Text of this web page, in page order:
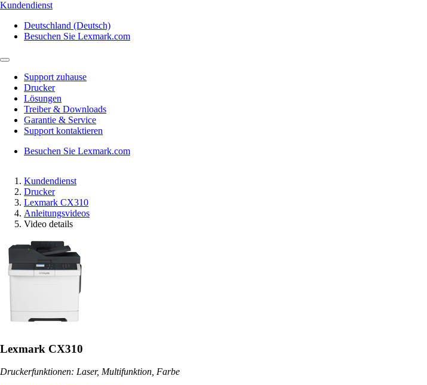
Kundendienst
Deutschland (Deutsch)
Besuchen Sie Lexmark.com
Support zuhause
Drucker
Lösungen
Treiber & Downloads
Garantie & Service
Support kontaktieren
Besuchen Sie Lexmark.com
Kundendienst
Drucker
Lexmark CX310
Anleitungsvideos
Video details
Lexmark CX310
Druckerfunktionen: Laser, Multifunktion, Farbe